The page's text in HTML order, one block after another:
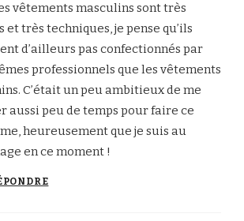
vêtements masculins sont très
et très techniques, je pense qu’ils
d’ailleurs pas confectionnés par
professionnels que les vêtements
C’était un peu ambitieux de me
aussi peu de temps pour faire ce
heureusement que je suis au
en ce moment !